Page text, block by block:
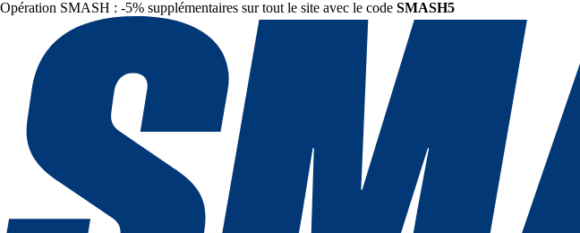
Opération SMASH : -5% supplémentaires sur tout le site avec le code SMASH5